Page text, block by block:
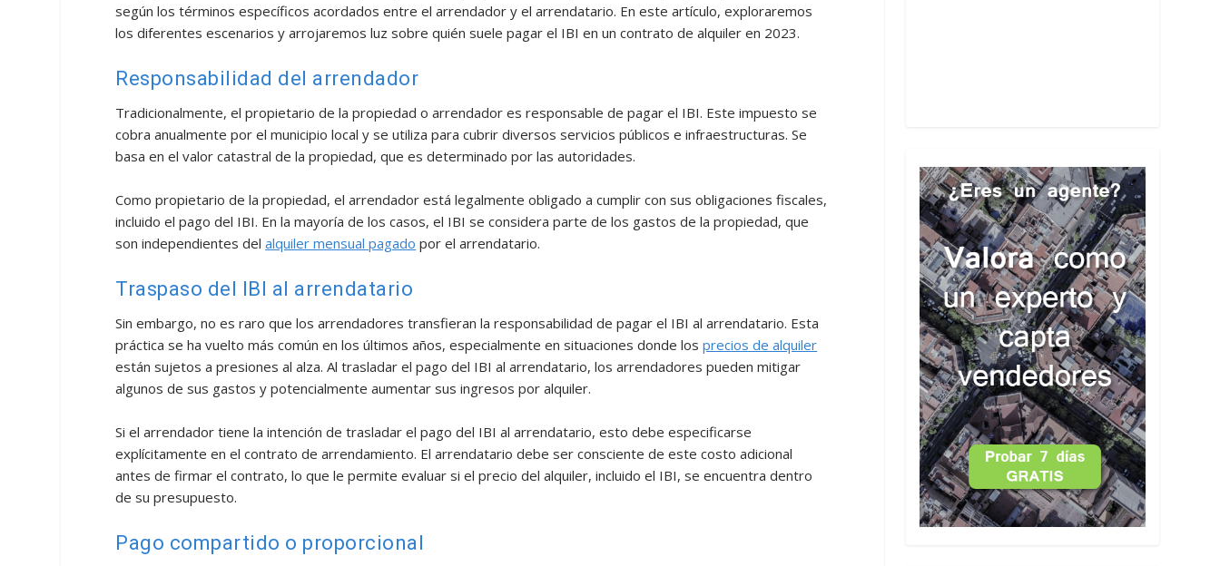
según los términos específicos acordados entre el arrendador y el arrendatario. En este artículo, exploraremos
los diferentes escenarios y arrojaremos luz sobre quién suele pagar el IBI en un contrato de alquiler en 2023.
Responsabilidad del arrendador
Tradicionalmente, el propietario de la propiedad o arrendador es responsable de pagar el IBI. Este impuesto se
cobra anualmente por el municipio local y se utiliza para cubrir diversos servicios públicos e infraestructuras. Se
basa en el valor catastral de la propiedad, que es determinado por las autoridades.
Como propietario de la propiedad, el arrendador está legalmente obligado a cumplir con sus obligaciones fiscales,
incluido el pago del IBI. En la mayoría de los casos, el IBI se considera parte de los gastos de la propiedad, que
son independientes delalquiler mensual pagado por el arrendatario.
Traspaso del IBI al arrendatario
Sin embargo, no es raro que los arrendadores transfieran la responsabilidad de pagar el IBI al arrendatario. Esta
práctica se ha vuelto más común en los últimos años, especialmente en situaciones donde losprecios de alquiler
están sujetos a presiones al alza. Al trasladar el pago del IBI al arrendatario, los arrendadores pueden mitigar
algunos de sus gastos y potencialmente aumentar sus ingresos por alquiler.
Si el arrendador tiene la intención de trasladar el pago del IBI al arrendatario, esto debe especificarse
explícitamente en el contrato de arrendamiento. El arrendatario debe ser consciente de este costo adicional
antes de firmar el contrato, lo que le permite evaluar si el precio del alquiler, incluido el IBI, se encuentra dentro
de su presupuesto.
Pago compartido o proporcional